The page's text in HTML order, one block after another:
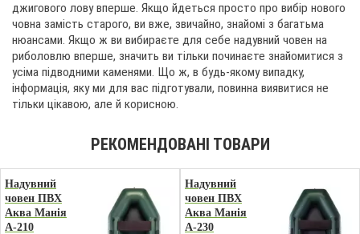
джигового лову вперше. Якщо йдеться просто про вибір нового
човна замість старого, ви вже, звичайно, знайомі з багатьма
нюансами. Якщо ж ви вибираєте для себе надувний човен на
риболовлю вперше, значить ви тільки починаєте знайомитися з
усіма підводними каменями. Що ж, в будь-якому випадку,
інформація, яку ми для вас підготували, повинна виявитися не
тільки цікавою, але й корисною.
Надувний
човен ПВХ
Аква Манія
А-210
Надувний
човен ПВХ
Аква Манія
А-230